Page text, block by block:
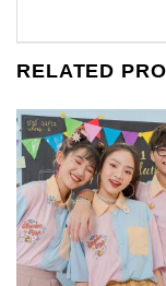
RELATED